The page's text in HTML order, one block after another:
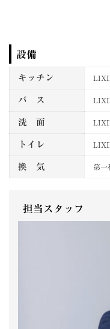
設備
キッチン
バ ス
洗 面
トイレ
換 気 第一
担当スタッフ